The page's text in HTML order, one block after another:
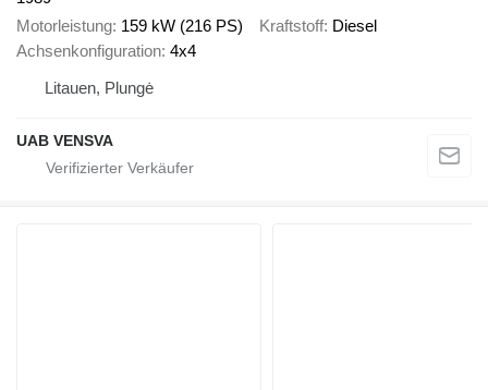
Motorleistung 159 kW (216 PS) Kraftstoff Diesel
Achsenkonfiguration 4x4
Litauen, Plungė
UAB VENSVA